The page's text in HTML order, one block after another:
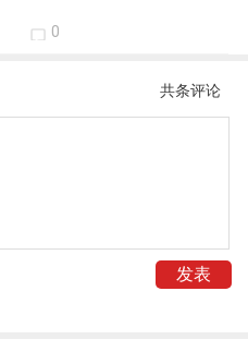
0
共条评论